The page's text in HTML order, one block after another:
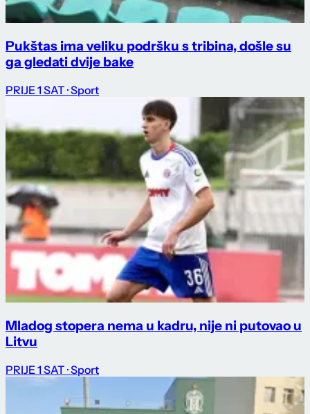
Pukštas ima veliku podršku s tribina, došle su
ga gledati dvije bake
PRIJE 1 SAT · Sport
Mladog stopera nema u kadru, nije ni putovao u
Litvu
PRIJE 1 SAT · Sport